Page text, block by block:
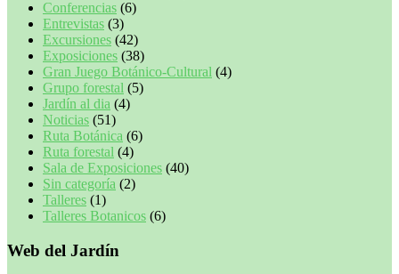
Conferencias (6)
Entrevistas (3)
Excursiones (42)
Exposiciones (38)
Gran Juego Botánico-Cultural (4)
Grupo forestal (5)
Jardín al dia (4)
Noticias (51)
Ruta Botánica (6)
Ruta forestal (4)
Sala de Exposiciones (40)
Sin categoría (2)
Talleres (1)
Talleres Botanicos (6)
Web del Jardín